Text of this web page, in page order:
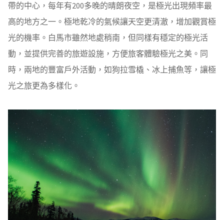
帶的中心，每年有200多晚的晴朗夜空，是極光出現頻率最
高的地方之一。極地乾冷的氣候讓天空更清澈，增加觀賞極
光的機率。白馬市雖然地處稍南，但同樣有穩定的極光活
動，並提供完善的旅遊設施，方便旅客體驗極光之美。同
時，兩地的豐富戶外活動，如狗拉雪橇、冰上捕魚等，讓極
光之旅更為多樣化。